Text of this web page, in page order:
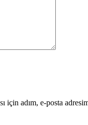
için adım, e-posta